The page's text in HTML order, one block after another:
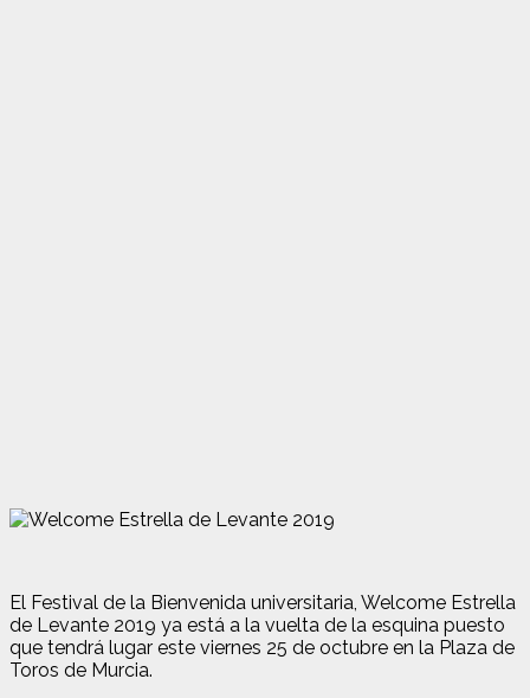
El Festival de la Bienvenida universitaria, Welcome Estrella
de Levante 2019 ya está a la vuelta de la esquina puesto
que tendrá lugar este viernes 25 de octubre en la Plaza de
Toros de Murcia.